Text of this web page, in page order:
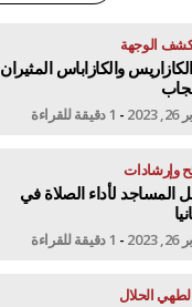
الوجهة
13 الكازاريس والكازاباس المثيران
- 1 دقيقة للقراءة
وإرشادات
المساجد لأداء الصلاة في
- 1 دقيقة للقراءة
الحلال